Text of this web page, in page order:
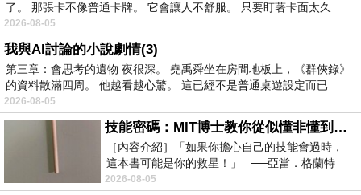
門也不用看店員臉色，這麼方便當然選擇在
網路上購買~~
於是我參考了其他網友SONY A7 機身(公司貨)的推
薦開箱文及心得分享!
百貨專櫃女裝好便宜上網找了很多SONY A7 機身
(公司貨)評論跟比價的結果，還有哪裡買最便宜划
了。 那張卡不像普通卡牌。 它會讓人不舒服。 只要盯著卡面太久
2026-08-05
我與AI討論的小說劇情(3)
第三章：會思考的遺物 夜很深。 堯禹舜坐在房間地板上，《群俠錄》
的資料散滿四周。 他越看越心驚。 這已經不是普通桌遊設定而已
2026-08-05
技能密碼：MIT博士教你從似懂非懂到穩定輸出，把專業變事業的職能升級攻略 /麥特．比恩(容錯)
［內容介紹］「如果你擔心自己的技能會過時，
這本書可能是你的救星！」 ──亞當．格蘭特
（Adam Grant），《
2026-08-05